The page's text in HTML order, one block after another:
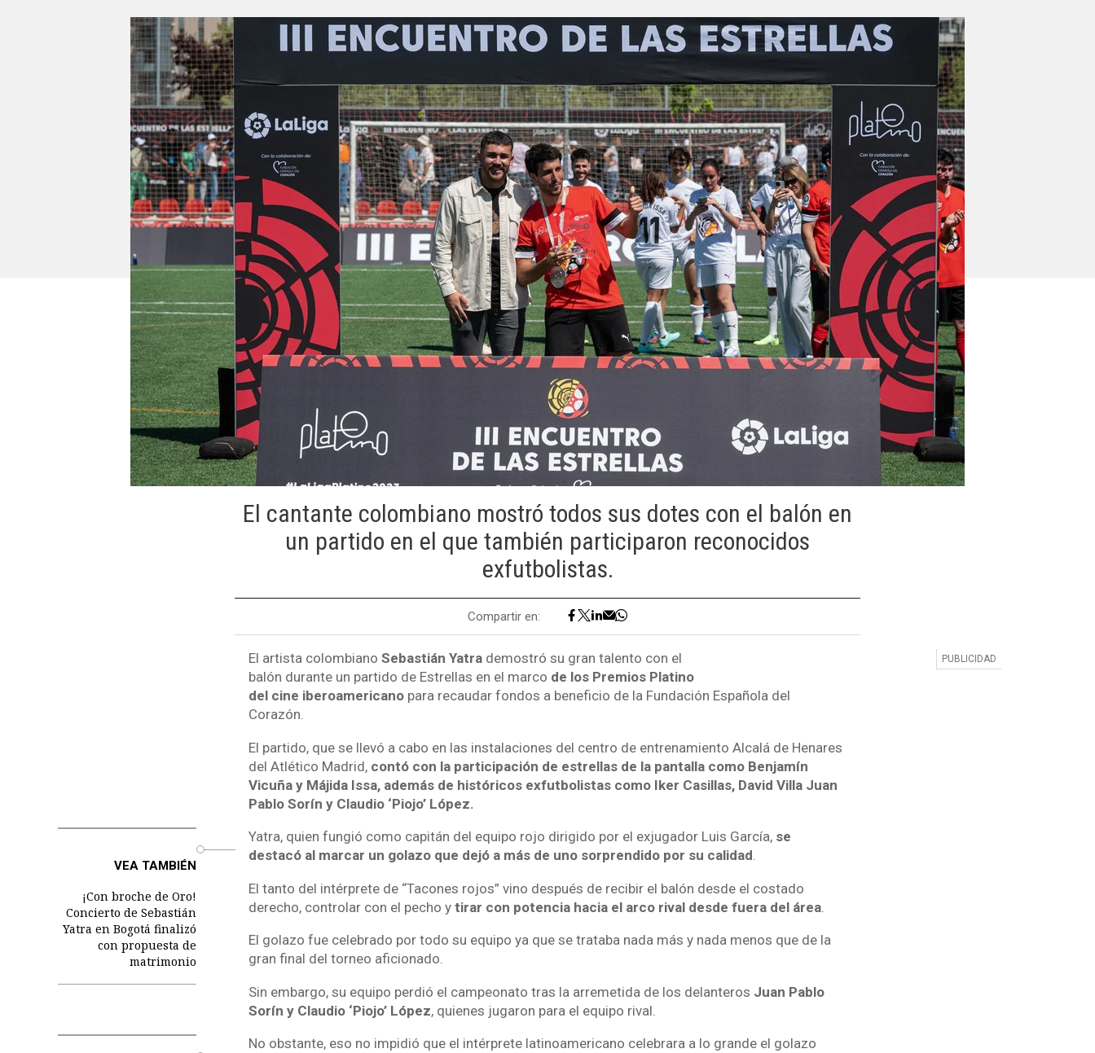
El cantante colombiano mostró todos sus dotes con el balón en
un partido en el que también participaron reconocidos
exfutbolistas.
Compartir en:
El artista colombiano Sebastián Yatrademostró su gran talento con el
balón durante un partido de Estrellas en el marco de los Premios Platino
del cine iberoamericanopara recaudar fondos a beneficio de la Fundación Española del
Corazón.
El partido, que se llevó a cabo en las instalaciones del centro de entrenamiento Alcalá de Henares
del Atlético Madrid, contó con la participación de estrellas de la pantalla como Benjamín
Vicuña y Májida Issa, además de históricos exfutbolistas como Iker Casillas, David Villa Juan
Pablo Sorín y Claudio ‘Piojo’ López.
VEA TAMBIÉN
¡Con broche de Oro!
Concierto de Sebastián
Yatra en Bogotá finalizó
con propuesta de
matrimonio
Yatra, quien fungió como capitán del equipo rojo dirigido por el exjugador Luis García, se
destacó al marcar un golazo que dejó a más de uno sorprendido por su calidad.
El tanto del intérprete de “Tacones rojos” vino después de recibir el balón desde el costado
derecho, controlar con el pecho y tirar con potencia hacia el arco rival desde fuera del área.
El golazo fue celebrado por todo su equipo ya que se trataba nada más y nada menos que de la
gran final del torneo aficionado.
Sin embargo, su equipo perdió el campeonato tras la arremetida de los delanteros Juan Pablo
Sorín y Claudio ‘Piojo’ López, quienes jugaron para el equipo rival.
No obstante, eso no impidió que el intérprete latinoamericano celebrara a lo grande el golazo